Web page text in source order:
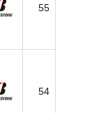
55
54